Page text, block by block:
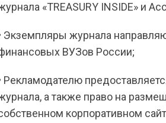
«TREASURY INSIDE» и
Экземпляры журнала
ВУЗов России;
Рекламодателю
а также право на
корпоративном